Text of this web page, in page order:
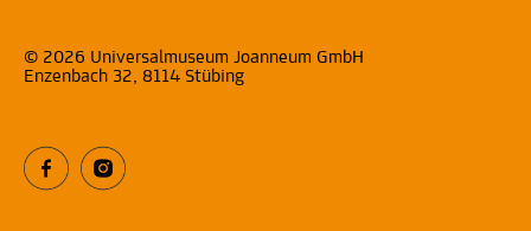
© 2026 Universalmuseum Joanneum GmbH
Enzenbach 32, 8114 Stübing